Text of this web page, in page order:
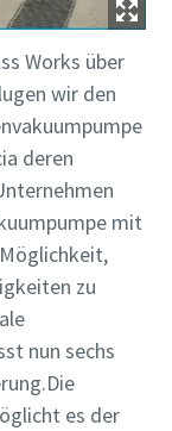
Works über
wir den
deren
mit
zu
nun sechs
es der